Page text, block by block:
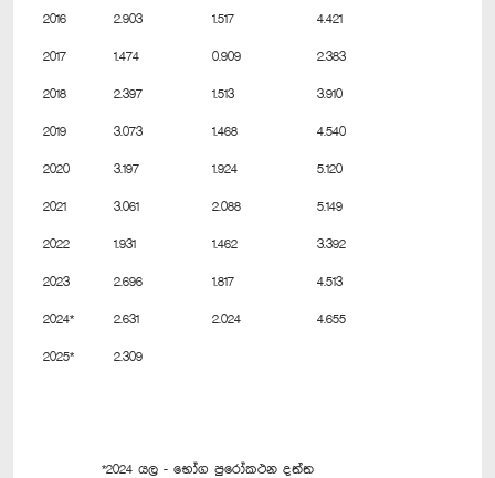
2016 2.903 1.517 4.421
2017 1.474 0.909 2.383
2018 2.397 1.513 3.910
2019 3.073 1.468 4.540
2020 3.197 1.924 5.120
2021 3.061 2.088 5.149
2022 1.931 1.462 3.392
2023 2.696 1.817 4.513
2024* 2.631 2.024 4.655
2025* 2.309
*2024 යල - ‍භෝග පුරෝකථන දත්ත